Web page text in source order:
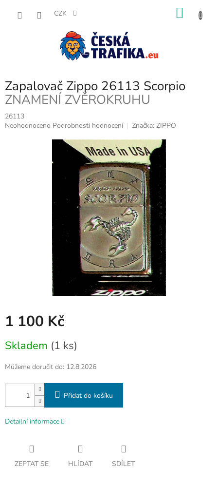
CZK
Zapalovač Zippo 26113 Scorpio
ZNAMENÍ ZVĚROKRUHU
26113
Průměrné
Neohodnoceno Podrobnosti hodnocení Značka: ZIPPO
1 100 Kč
cena:
Skladem (1 ks)
Můžeme doručit do: 12.8.2026
Přidat do košíku
Detailní informace
ZEPTAT SE HLÍDAT SDÍLET